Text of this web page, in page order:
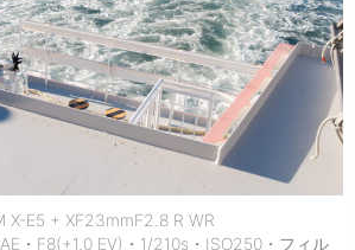
X-E5 + XF23mmF2.8 R WR
・F8(+1.0 EV)・1/210s・ISO250・フィル